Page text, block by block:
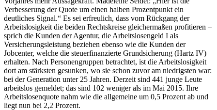
Verbesserung der Quote um einen halben Prozentpunkt ein
deutliches Signal.“ Es sei erfreulich, dass vom Rückgang der
Arbeitslosigkeit die beiden Rechtskreise gleichermaßen profitieren –
sprich die Kunden der Agentur, die Arbeitslosengeld I als
Versicherungsleistung beziehen ebenso wie die Kunden der
Jobcenter, welche die steuerfinanzierte Grundsicherung (Hartz IV)
erhalten. Nach Personengruppen betrachtet, ist die Arbeitslosigkeit
dort am stärksten gesunken, wo sie schon zuvor am niedrigsten war:
bei der Generation unter 25 Jahren. Derzeit sind 441 junge Leute
arbeitslos gemeldet; das sind 102 weniger als im Mai 2015. Ihre
Arbeitslosenquote nahm wie die allgemeine um 0,5 Prozent ab und
liegt nun bei 2,2 Prozent.